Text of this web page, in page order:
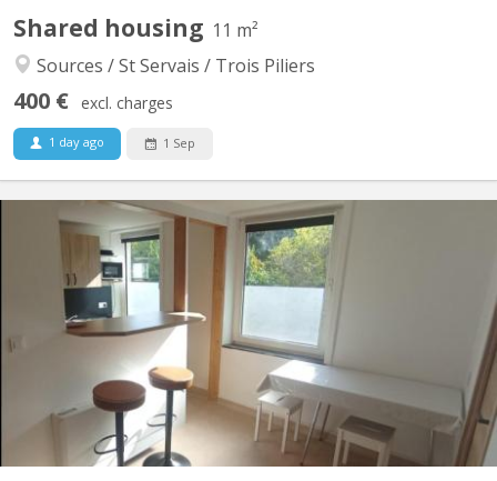
Shared housing 11 m²
Sources / St Servais / Trois Piliers
400 € excl. charges
1 day ago 1 Sep
Chambre meublée dans colocation étudiante, exclusivement
féminine. Bâtiment rénové. Double vitrage. Sur 2 étages, 2
chambres par étage. Au total : 2 wc, 3 éviers, 1 douche, 1 cuisine,
1 espace repas/détente. Places de parking gratuites devant le
logement. Sécurité : Porte entrée blindée,...